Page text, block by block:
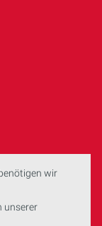
wir
unserer